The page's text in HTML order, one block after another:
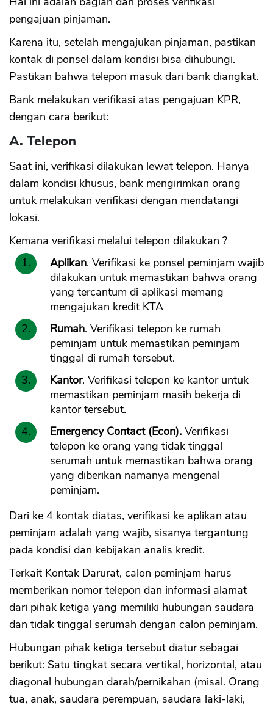
pengajuan pinjaman.
Karena itu, setelah mengajukan pinjaman, pastikan
kontak di ponsel dalam kondisi bisa dihubungi.
Pastikan bahwa telepon masuk dari bank diangkat.
Bank melakukan verifikasi atas pengajuan KPR,
dengan cara berikut:
A. Telepon
Saat ini, verifikasi dilakukan lewat telepon. Hanya
dalam kondisi khusus, bank mengirimkan orang
untuk melakukan verifikasi dengan mendatangi
lokasi.
Kemana verifikasi melalui telepon dilakukan ?
Aplikan. Verifikasi ke ponsel peminjam wajib
dilakukan untuk memastikan bahwa orang
yang tercantum di aplikasi memang
mengajukan kredit KTA
Rumah. Verifikasi telepon ke rumah
peminjam untuk memastikan peminjam
tinggal di rumah tersebut.
Kantor. Verifikasi telepon ke kantor untuk
memastikan peminjam masih bekerja di
kantor tersebut.
Emergency Contact (Econ). Verifikasi
telepon ke orang yang tidak tinggal
serumah untuk memastikan bahwa orang
yang diberikan namanya mengenal
peminjam.
Dari ke 4 kontak diatas, verifikasi ke aplikan atau
peminjam adalah yang wajib, sisanya tergantung
pada kondisi dan kebijakan analis kredit.
Terkait Kontak Darurat, calon peminjam harus
memberikan nomor telepon dan informasi alamat
dari pihak ketiga yang memiliki hubungan saudara
dan tidak tinggal serumah dengan calon peminjam.
Hubungan pihak ketiga tersebut diatur sebagai
berikut: Satu tingkat secara vertikal, horizontal, atau
diagonal hubungan darah/pernikahan (misal. Orang
tua, anak, saudara perempuan, saudara laki-laki,